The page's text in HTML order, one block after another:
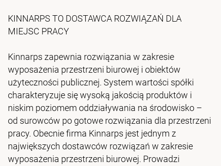
KINNARPS TO DOSTAWCA ROZWIĄZAŃ DLA
MIEJSC PRACY
Kinnarps zapewnia rozwiązania w zakresie
wyposażenia przestrzeni biurowej i obiektów
użyteczności publicznej. System wartości spółki
charakteryzuje się wysoką jakością produktów i
niskim poziomem oddziaływania na środowisko –
od surowców po gotowe rozwiązania dla przestrzeni
pracy. Obecnie firma Kinnarps jest jednym z
największych dostawców rozwiązań w zakresie
wyposażenia przestrzeni biurowej. Prowadzi